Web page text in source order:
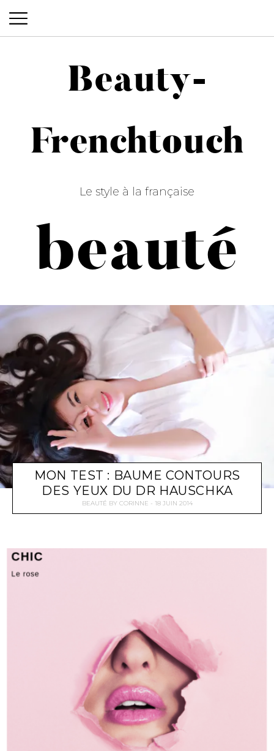
Beauty-Frenchtouch
Beauty-
Frenchtouch
Le style à la française
beauté
MON TEST : BAUME CONTOURS
DES YEUX DU DR HAUSCHKA
BEAUTÉ BY CORINNE 18 JUIN 2014